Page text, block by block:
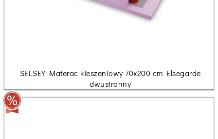
SELSEY Materac kieszeniowy 70x200 cm Elsegarde
dwustronny